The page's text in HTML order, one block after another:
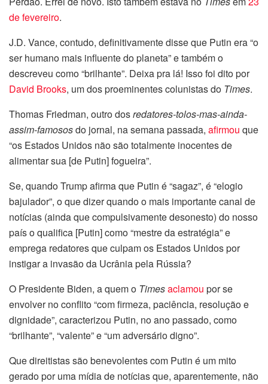
de fevereiro.
J.D. Vance, contudo, definitivamente disse que Putin era “o
ser humano mais influente do planeta” e também o
descreveu como “brilhante”. Deixa pra lá! Isso foi dito por
David Brooks, um dos proeminentes colunistas do Times.
Thomas Friedman, outro dosredatores-tolos-mas-ainda-
assim-famososdo jornal, na semana passada, afirmou que
“os Estados Unidos não são totalmente inocentes de
alimentar sua [de Putin] fogueira”.
Se, quando Trump afirma que Putin é “sagaz”, é “elogio
bajulador”, o que dizer quando o mais importante canal de
notícias (ainda que compulsivamente desonesto) do nosso
país o qualifica [Putin] como “mestre da estratégia” e
emprega redatores que culpam os Estados Unidos por
instigar a invasão da Ucrânia pela Rússia?
O Presidente Biden, a quem o Timesaclamou por se
envolver no conflito “com firmeza, paciência, resolução e
dignidade”, caracterizou Putin, no ano passado, como
“brilhante”, “valente” e “um adversário digno”.
Que direitistas são benevolentes com Putin é um mito
gerado por uma mídia de notícias que, aparentemente, não